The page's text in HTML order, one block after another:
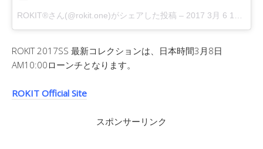
ROKIT®さん(@rokit.one)がシェアした投稿 – 2017 3月 6 12:13午後 PST
ROKIT 2017SS 最新コレクションは、日本時間3月8日
AM10:00ローンチとなります。
ROKIT Official Site
スポンサーリンク